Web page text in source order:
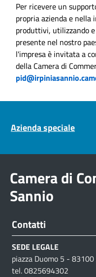
Per ricevere un
propria azienda e nella
produttivi, utilizzando
presente nel nostro
l'impresa è invitata a
della Camera di
Azienda speciale
Camera di
Sannio
Contatti
SEDE LEGALE
piazza Duomo 5 -
tel. 0825694302